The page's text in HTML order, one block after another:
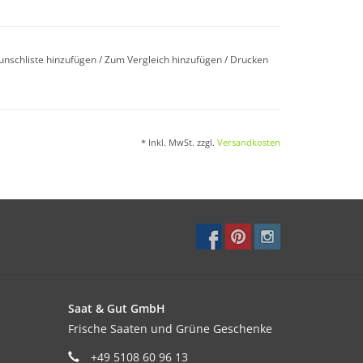
leichte Böden und sommertrockene Standorte
den Boden vor Verschlämmung durch Regen,
hinzufügen/Zum Vergleich hinzufügen/ Drucken
* Inkl. MwSt. zzgl. Versandkosten
Saat & Gut GmbH
Frische Saaten und Grüne Geschenke
+49 5108 60 96 13